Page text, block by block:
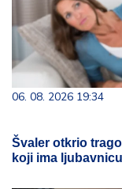
06. 08. 2026 19:34
Švaler otkrio
koji ima ljubavnicu